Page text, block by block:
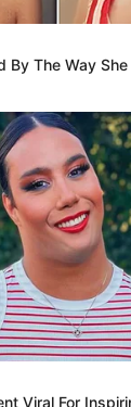
By The Way
Viral For